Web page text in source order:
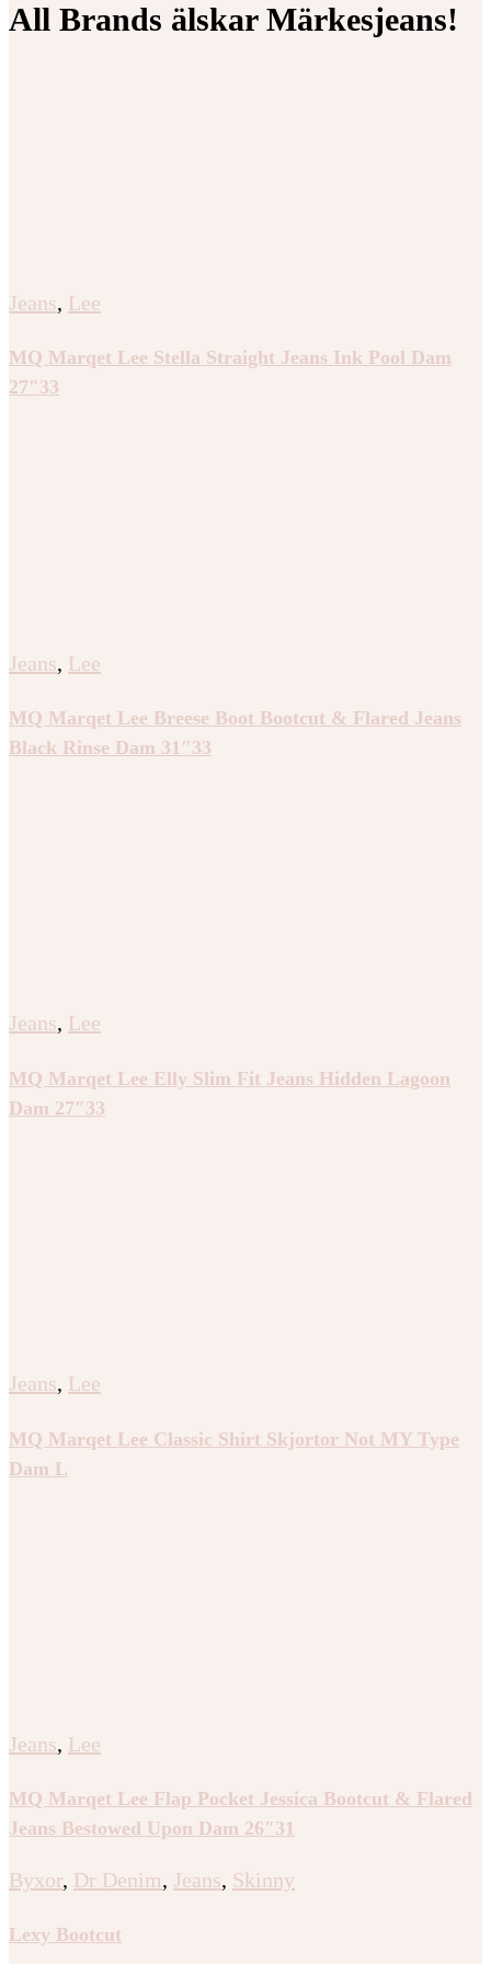
All Brands älskar Märkesjeans!
Jeans, Lee
MQ Marqet Lee Stella Straight Jeans Ink Pool Dam
27″33
Jeans, Lee
MQ Marqet Lee Breese Boot Bootcut & Flared Jeans
Black Rinse Dam 31″33
Jeans, Lee
MQ Marqet Lee Elly Slim Fit Jeans Hidden Lagoon
Dam 27″33
Jeans, Lee
MQ Marqet Lee Classic Shirt Skjortor Not MY Type
Dam L
Jeans, Lee
MQ Marqet Lee Flap Pocket Jessica Bootcut & Flared
Jeans Bestowed Upon Dam 26″31
Byxor, Dr Denim, Jeans, Skinny
Lexy Bootcut